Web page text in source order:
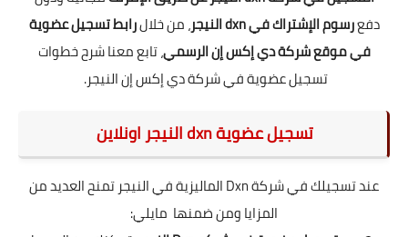
دفعرسوم الإشتراك في dxn النيجر ، من خلالرابط تسجيل عضوية
في موقع شركة دي إكس إن الرسمي، تابع معنا شرح خطوات
تسجيل عضوية في شركة دي إكس إن النيجر.
تسجيل عضوية dxn النيجر اونلاين
عند تسجيلك في شركة Dxn الماليزية في النيجر تمنح العديد من
المزايا ومن ضمنها مايلي: